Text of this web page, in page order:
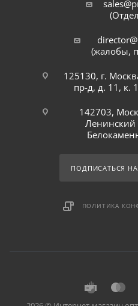
(жалобы,
125130, г.
пр-д, д. 11, к.
142703,
Ленинский
ПОДПИСАТЬСЯ
ПОЛИТИКА